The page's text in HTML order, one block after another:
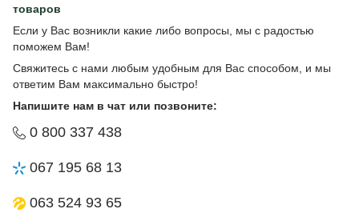
товаров
Если у Вас возникли какие либо вопросы, мы с радостью
поможем Вам!
Свяжитесь с нами любым удобным для Вас способом, и мы
ответим Вам максимально быстро!
Напишите нам в чат или позвоните:
0 800 337 438
067 195 68 13
063 524 93 65